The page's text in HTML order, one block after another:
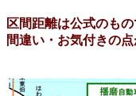
区間距離は公式のもの
間違い・お気付きの